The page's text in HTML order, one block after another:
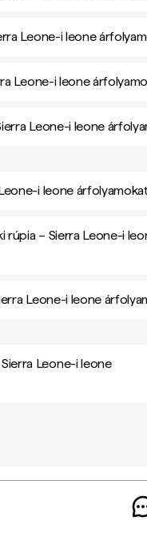
Leone-i leone
Leone-i leone
Leone-i leone
i leone
rúpia – Sierra Leone-i
Leone-i leone
Leone-i leone